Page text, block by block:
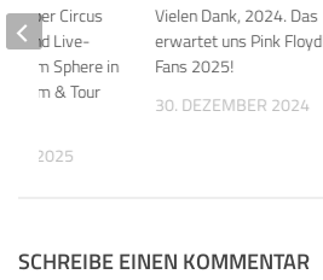
Vielen Dank, 2024. Das
erwartet uns Pink Floyd
Fans 2025!
30. DEZEMBER 2024
über Circus
und Live-
im Sphere in
Album & Tour
2025
SCHREIBE EINEN KOMMENTAR